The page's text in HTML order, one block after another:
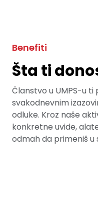
Benefiti
Šta ti
Članstvo u UMPS-u ti
svakodnevnim
odluke. Kroz naše
konkretne uvide,
odmah da primeniš u